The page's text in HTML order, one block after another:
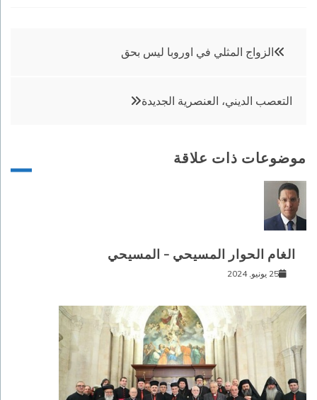
تصفّح
الزواج المثلي في اوروبا ليس بحق
التعصب الديني، العنصرية الجديدة
موضوعات ذات علاقة
الغام الحوار المسيحي – المسيحي
25 يونيو, 2024